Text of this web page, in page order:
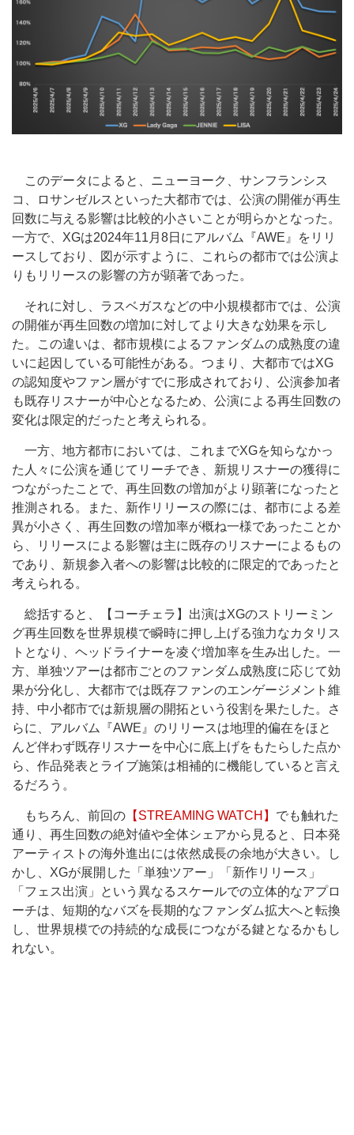
このデータによると、ニューヨーク、サンフランシス
コ、ロサンゼルスといった大都市では、公演の開催が再生
回数に与える影響は比較的小さいことが明らかとなった。
一方で、XGは2024年11月8日にアルバム『AWE』をリリ
ースしており、図が示すように、これらの都市では公演よ
りもリリースの影響の方が顕著であった。
それに対し、ラスベガスなどの中小規模都市では、公演
の開催が再生回数の増加に対してより大きな効果を示し
た。この違いは、都市規模によるファンダムの成熟度の違
いに起因している可能性がある。つまり、大都市ではXG
の認知度やファン層がすでに形成されており、公演参加者
も既存リスナーが中心となるため、公演による再生回数の
変化は限定的だったと考えられる。
一方、地方都市においては、これまでXGを知らなかっ
た人々に公演を通じてリーチでき、新規リスナーの獲得に
つながったことで、再生回数の増加がより顕著になったと
推測される。また、新作リリースの際には、都市による差
異が小さく、再生回数の増加率が概ね一様であったことか
ら、リリースによる影響は主に既存のリスナーによるもの
であり、新規参入者への影響は比較的に限定的であったと
考えられる。
総括すると、【コーチェラ】出演はXGのストリーミン
グ再生回数を世界規模で瞬時に押し上げる強力なカタリス
トとなり、ヘッドライナーを凌ぐ増加率を生み出した。一
方、単独ツアーは都市ごとのファンダム成熟度に応じて効
果が分化し、大都市では既存ファンのエンゲージメント維
持、中小都市では新規層の開拓という役割を果たした。さ
らに、アルバム『AWE』のリリースは地理的偏在をほと
んど伴わず既存リスナーを中心に底上げをもたらした点か
ら、作品発表とライブ施策は相補的に機能していると言え
るだろう。
もちろん、前回の 【STREAMING WATCH】 でも触れた
通り、再生回数の絶対値や全体シェアから見ると、日本発
アーティストの海外進出には依然成長の余地が大きい。し
かし、XGが展開した「単独ツアー」「新作リリース」
「フェス出演」という異なるスケールでの立体的なアプロ
ーチは、短期的なバズを長期的なファンダム拡大へと転換
し、世界規模での持続的な成長につながる鍵となるかもし
れない。